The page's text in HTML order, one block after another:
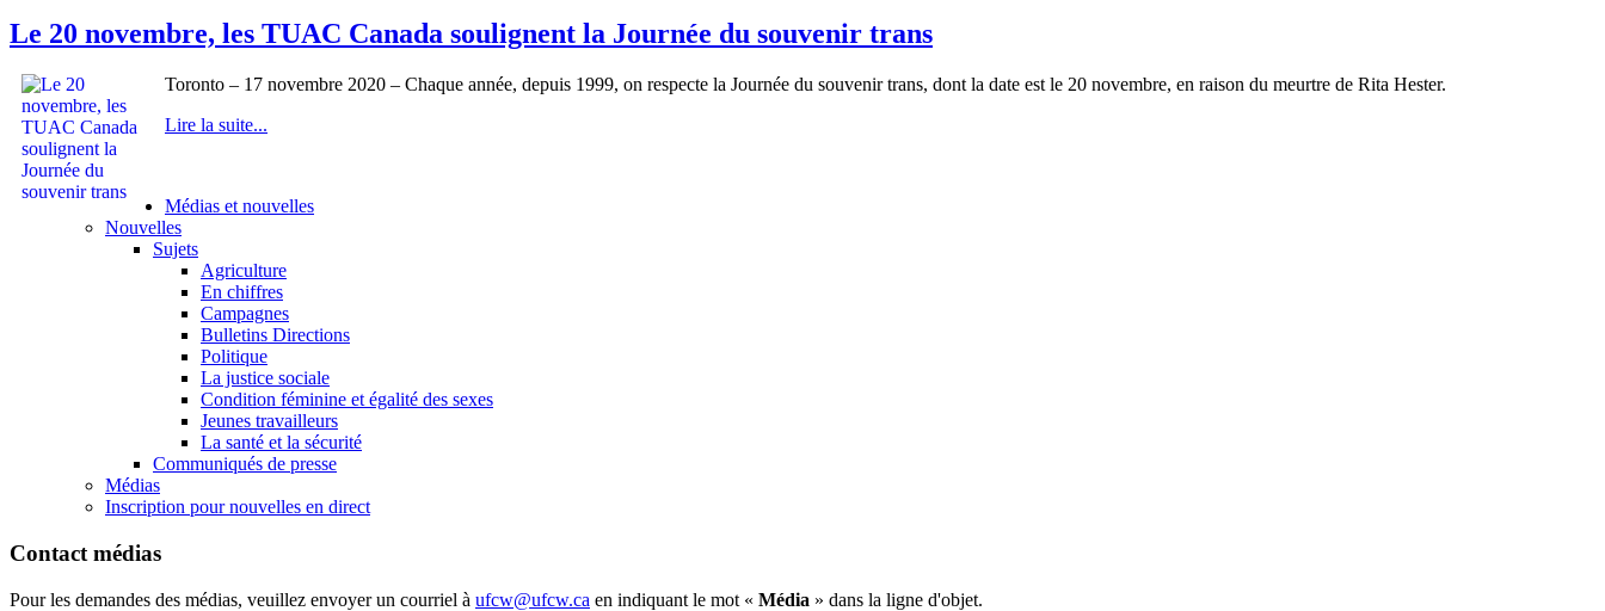
Le 20 novembre, les TUAC Canada soulignent la Journée du souvenir trans
Toronto – 17 novembre 2020 – Chaque année, depuis 1999, on respecte la Journée du souvenir trans, dont la date est le 20 novembre, en raison du meurtre de Rita Hester.
Lire la suite...
Médias et nouvelles
Nouvelles
Sujets
Agriculture
En chiffres
Campagnes
Bulletins Directions
Politique
La justice sociale
Condition féminine et égalité des sexes
Jeunes travailleurs
La santé et la sécurité
Communiqués de presse
Médias
Inscription pour nouvelles en direct
Contact médias
Pour les demandes des médias, veuillez envoyer un courriel à ufcw@ufcw.ca en indiquant le mot « Média » dans la ligne d'objet.